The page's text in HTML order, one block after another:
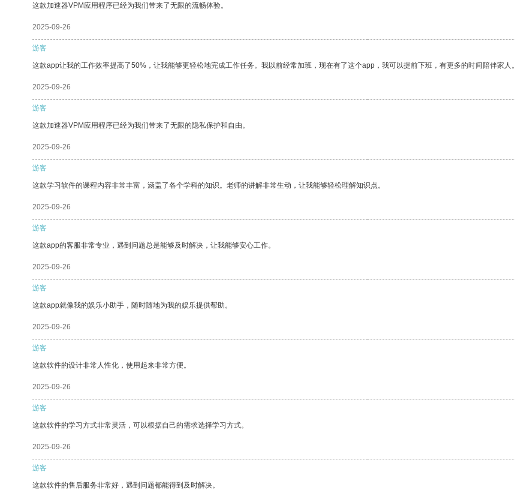
这款加速器VPM应用程序已经为我们带来了无限的流畅体验。
2025-09-26
游客
这款app让我的工作效率提高了50%，让我能够更轻松地完成工作任务。我以前经常加班，现在有了这个app，我可以提前下班，有更多的时间陪伴家人。
2025-09-26
游客
这款加速器VPM应用程序已经为我们带来了无限的隐私保护和自由。
2025-09-26
游客
这款学习软件的课程内容非常丰富，涵盖了各个学科的知识。老师的讲解非常生动，让我能够轻松理解知识点。
2025-09-26
游客
这款app的客服非常专业，遇到问题总是能够及时解决，让我能够安心工作。
2025-09-26
游客
这款app就像我的娱乐小助手，随时随地为我的娱乐提供帮助。
2025-09-26
游客
这款软件的设计非常人性化，使用起来非常方便。
2025-09-26
游客
这款软件的学习方式非常灵活，可以根据自己的需求选择学习方式。
2025-09-26
游客
这款软件的售后服务非常好，遇到问题都能得到及时解决。